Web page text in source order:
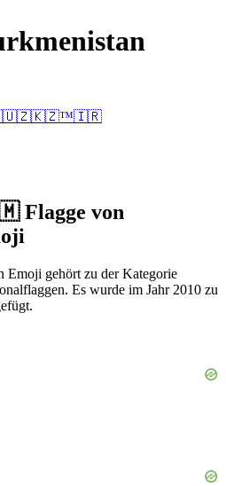
🇺🇿🇰🇿™️🇮🇷
Flagge von
Emoji gehört zu der Kategorie
Es wurde im Jahr 2010 zu